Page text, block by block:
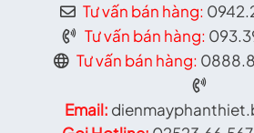
Tư vấn bán hàng:
Tư vấn bán hàng:
Tư vấn bán hàng:
Email: